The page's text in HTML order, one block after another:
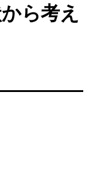
ら考え